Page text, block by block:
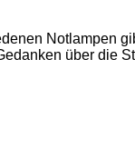
Notlampen
über die